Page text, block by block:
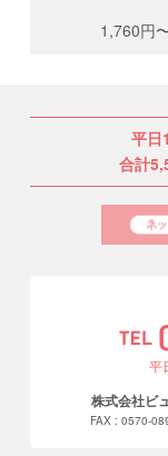
ュを低価格で。
お選びください。
1,760円
平日
合計
平
株式会社ビ
FAX : 0570-